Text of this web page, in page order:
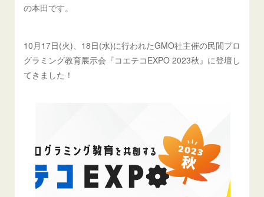
の本田です。
10月17日(火)、18日(水)に行われたGMO社主催の民間プロ
グラミング教育展示会『コエテコEXPO 2023秋』に登壇し
てきました！